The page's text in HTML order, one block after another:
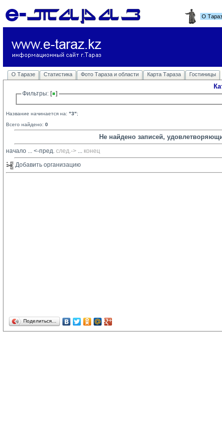
О
О Таразе Статистика Фото Тараза и области Карта Тараза Гостиницы
Фильтры:
Название начинается на: "3";
Всего найдено: 0
Не найдено записей,
начало ... <-пред. след.-> ... конец
Добавить организацию
Поделиться…